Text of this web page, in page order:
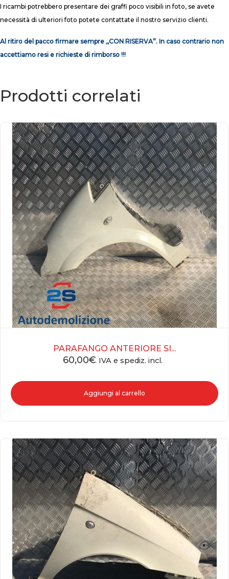
I ricambi potrebbero presentare dei graffi poco visibili in foto, se avete
necessità di ulteriori foto potete contattate il nostro servizio clienti.
Al ritiro del pacco firmare sempre ,,CON RISERVA”. In caso contrario non
accettiamo resi e richieste di rimborso !!!
Prodotti correlati
PARAFANGO ANTERIORE SI...
60,00€ IVA e spediz. incl.
Aggiungi al carrello